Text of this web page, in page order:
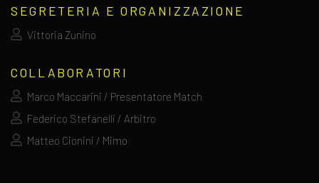
SEGRETERIA E ORGANIZZAZIONE
Vittoria Zunino
COLLABORATORI
Marco Maccarini / Presentatore Match
Federico Stefanelli / Arbitro
Matteo Cionini / Mimo